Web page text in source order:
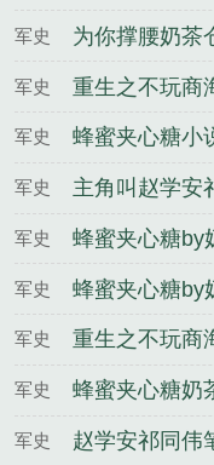
军史 为你撑腰奶茶
军史 重生之不玩商
军史 蜂蜜夹心糖小
军史 主角叫赵学安
军史
蜂蜜夹心糖by
减
军史 蜂蜜夹心糖by
军史 重生之不玩商
军史 蜂蜜夹心糖奶
军史 赵学安祁同伟